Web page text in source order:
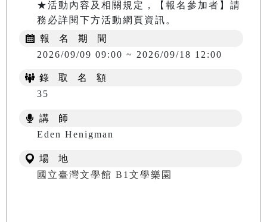
★活動內容及相關規定，【報名參加者】請
務必詳閱下方活動網頁資訊。
報 名 期 間
2026/09/09 09:00 ~ 2026/09/18 12:00
錄 取 名 額
35
講 師
Eden Henigman
場 地
國立臺灣文學館 B1文學樂園